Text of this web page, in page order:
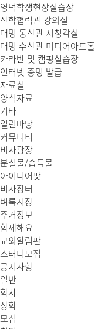
영덕학생현장실습장
산학협력관 강의실
대명 동산관 시청각실
대명 수산관 미디어아트홀
카라반 및 캠핑실습장
인터넷 증명 발급
자료실
양식자료
기타
열린마당
커뮤니티
비사광장
분실물/습득물
아이디어팟
비사장터
벼룩시장
주거정보
함께해요
교외알림판
스터디모집
공지사항
일반
학사
장학
모집